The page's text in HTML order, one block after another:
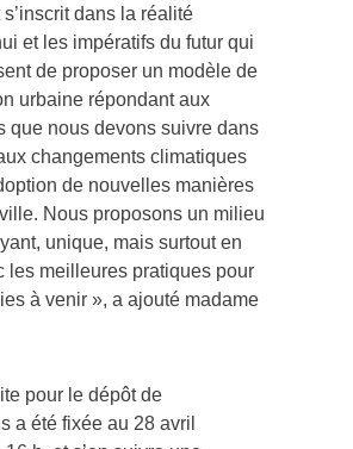
et les impératifs du futur qui
de proposer un modèle de
urbaine répondant aux
que nous devons suivre dans
changements climatiques
de nouvelles manières
Nous proposons un milieu
unique, mais surtout en
les meilleures pratiques pour
à venir », a ajouté madame
a été fixée au 28 avril
h, et s’en suivra une